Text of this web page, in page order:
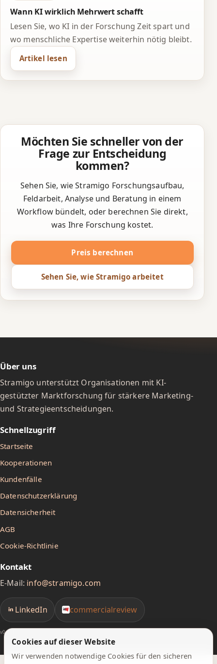
Wann KI wirklich Mehrwert schafft
Lesen Sie, wo KI in der Forschung Zeit spart und
wo menschliche Expertise weiterhin nötig bleibt.
Artikel lesen
Möchten Sie schneller von der
Frage zur Entscheidung
kommen?
Sehen Sie, wie Stramigo Forschungsaufbau,
Feldarbeit, Analyse und Beratung in einem
Workflow bündelt, oder berechnen Sie direkt,
was Ihre Forschung kostet.
Preis berechnen
Sehen Sie, wie Stramigo arbeitet
Cookies auf dieser Website
Wir verwenden notwendige Cookies für den sicheren
Über uns
Stramigo unterstützt Organisationen mit KI-
gestützter Marktforschung für stärkere Marketing-
und Strategieentscheidungen.
Schnellzugriff
Startseite
Kooperationen
Kundenfälle
Datenschutzerklärung
Datensicherheit
AGB
Cookie-Richtlinie
Kontakt
E-Mail: info@stramigo.com
LinkedIn commercialreview
v0.1.1